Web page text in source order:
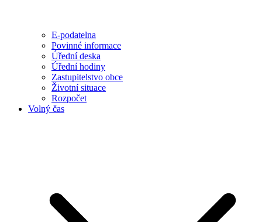
E-podatelna
Povinné informace
Úřední deska
Úřední hodiny
Zastupitelstvo obce
Životní situace
Rozpočet
Volný čas